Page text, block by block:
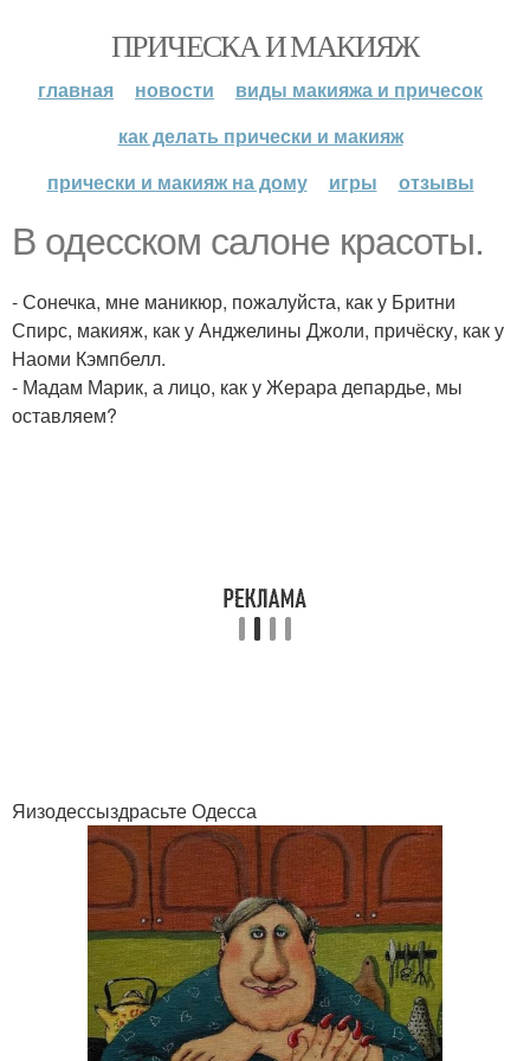
ПРИЧЕСКА И МАКИЯЖ
главная новости
виды макияжа и причесок
как делать прически и макияж
прически и макияж на дому
игры отзывы
В одесском салоне красоты.
- Сонечка, мне маникюр, пожалуйста, как у Бритни
Спирс, макияж, как у Анджелины Джоли, причёску, как у
Наоми Кэмпбелл.
- Мадам Марик, а лицо, как у Жерара депардье, мы
оставляем?
Яизодессыздрасьте Одесса